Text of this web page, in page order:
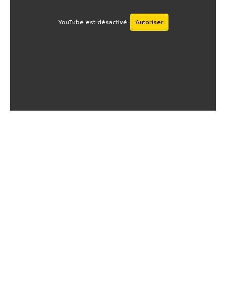
YouTube est désactivé. Autoriser